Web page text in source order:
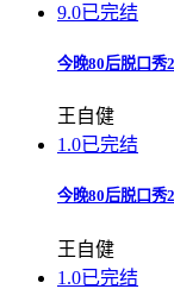
9.0已完结
今晚80后脱口秀
王自健
1.0已完结
今晚80后脱口秀
王自健
1.0已完结